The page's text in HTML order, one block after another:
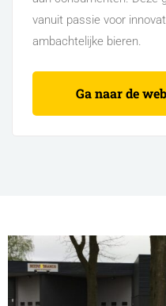
vanuit passie voor
ambachtelijke bieren.
Ga naar de